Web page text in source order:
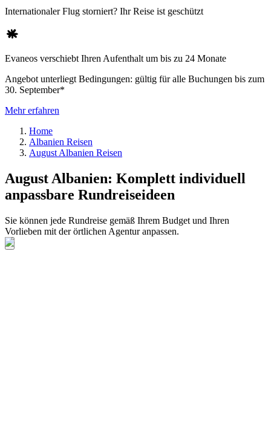
Internationaler Flug storniert? Ihr Reise ist geschützt
Evaneos verschiebt Ihren Aufenthalt um bis zu 24 Monate
Angebot unterliegt Bedingungen: gültig für alle Buchungen bis zum
30. September*
Mehr erfahren
Home
Albanien Reisen
August Albanien Reisen
August Albanien: Komplett individuell
anpassbare Rundreiseideen
Sie können jede Rundreise gemäß Ihrem Budget und Ihren
Vorlieben mit der örtlichen Agentur anpassen.